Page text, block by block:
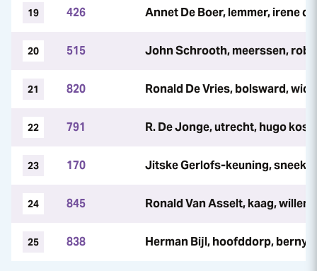
19 426 Annet De Boer, lemmer, irene
20 515 John Schrooth, meerssen, rob
21 820 Ronald De Vries, bolsward,
22 791 R. De Jonge, utrecht, hugo
23 170 Jitske Gerlofs-keuning, sneek,
24 845 Ronald Van Asselt, kaag,
25 838 Herman Bijl, hoofddorp, berny